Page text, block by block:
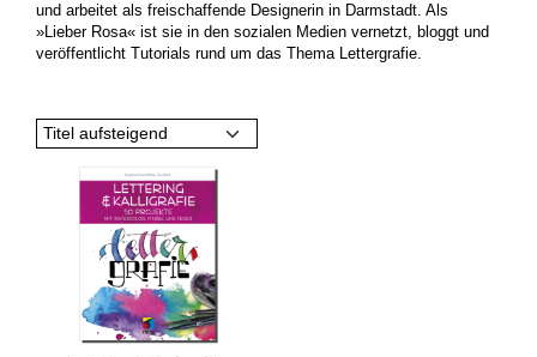
und arbeitet als freischaffende Designerin in Darmstadt. Als
»Lieber Rosa« ist sie in den sozialen Medien vernetzt, bloggt und
veröffentlicht Tutorials rund um das Thema Lettergrafie.
Titel aufsteigend